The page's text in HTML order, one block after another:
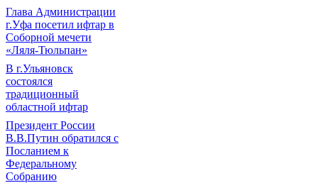
Глава Администрации
г.Уфа посетил ифтар в
Соборной мечети
«Ляля-Тюльпан»
В г.Ульяновск
состоялся
традиционный
областной ифтар
Президент России
В.В.Путин обратился с
Посланием к
Федеральному
Собранию